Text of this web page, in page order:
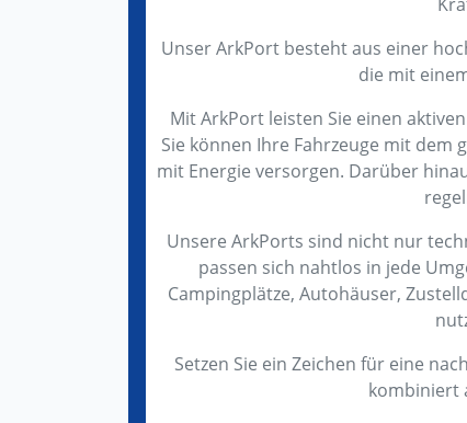
Unser ArkPort besteht aus einer
die mit
Mit ArkPort leisten Sie einen
Sie können Ihre Fahrzeuge mit
mit Energie versorgen. Darüber
Unsere ArkPorts sind nicht nur
passen sich nahtlos in jede
Campingplätze, Autohäuser,
Setzen Sie ein Zeichen für eine
kombiniert